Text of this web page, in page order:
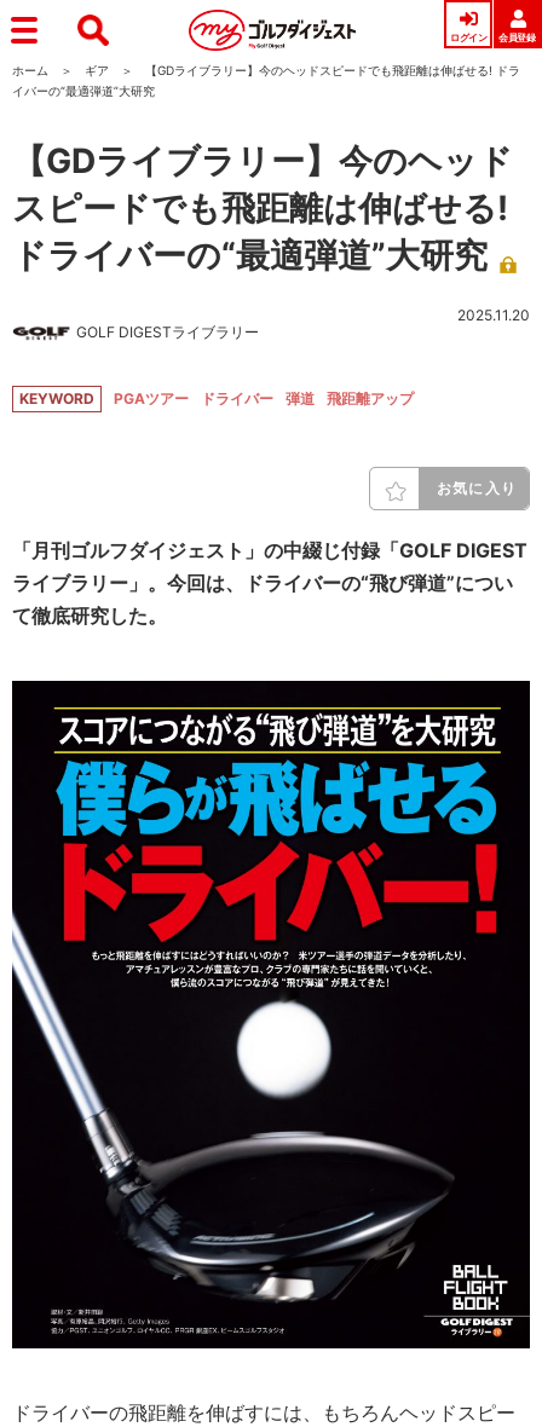
ログイン 会員登録
ホーム ギア
【GDライブラリー】今のヘッドスピードでも飛距離は伸ばせる! ドラ
イバーの“最適弾道”大研究
【GDライブラリー】今のヘッド
スピードでも飛距離は伸ばせる!
ドライバーの“最適弾道”大研究
GOLF DIGESTライブラリー
2025.11.20
KEYWORD PGAツアー ドライバー 弾道 飛距離アップ
お気に入り
「月刊ゴルフダイジェスト」の中綴じ付録「GOLF DIGEST
ライブラリー」。今回は、ドライバーの“飛び弾道”につい
て徹底研究した。
ドライバーの飛距離を伸ばすには、もちろんヘッドスピー